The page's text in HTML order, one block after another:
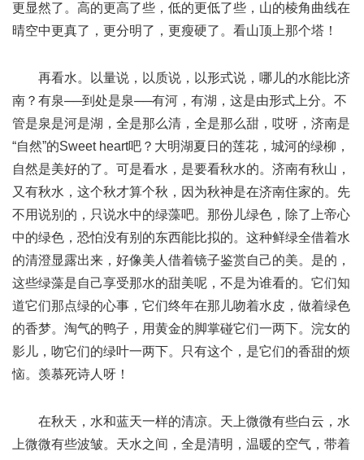
更显然了。高的更高了些，低的更低了些，山的棱角曲线在
晴空中更真了，更分明了，更瘦硬了。看山顶上那个塔！
再看水。以量说，以质说，以形式说，哪儿的水能比济
南？有泉──到处是泉──有河，有湖，这是由形式上分。不
管是泉是河是湖，全是那么清，全是那么甜，哎呀，济南是
“自然”的Sweet heart吧？大明湖夏日的莲花，城河的绿柳，
自然是美好的了。可是看水，是要看秋水的。济南有秋山，
又有秋水，这个秋才算个秋，因为秋神是在济南住家的。先
不用说别的，只说水中的绿藻吧。那份儿绿色，除了上帝心
中的绿色，恐怕没有别的东西能比拟的。这种鲜绿全借着水
的清澄显露出来，好像美人借着镜子鉴赏自己的美。是的，
这些绿藻是自己享受那水的甜美呢，不是为谁看的。它们知
道它们那点绿的心事，它们终年在那儿吻着水皮，做着绿色
的香梦。淘气的鸭子，用黄金的脚掌碰它们一两下。浣女的
影儿，吻它们的绿叶一两下。只有这个，是它们的香甜的烦
恼。羡慕死诗人呀！
在秋天，水和蓝天一样的清凉。天上微微有些白云，水
上微微有些波皱。天水之间，全是清明，温暖的空气，带着